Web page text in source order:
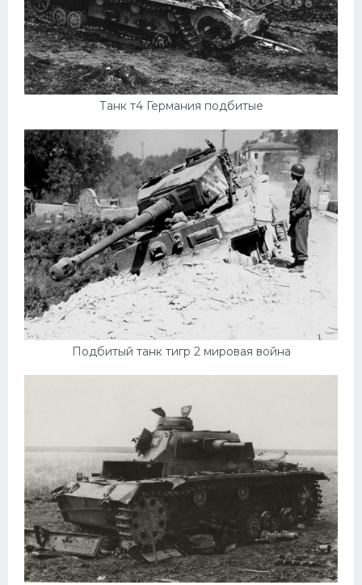
Танк т4 Германия подбитые
Подбитый танк тигр 2 мировая война